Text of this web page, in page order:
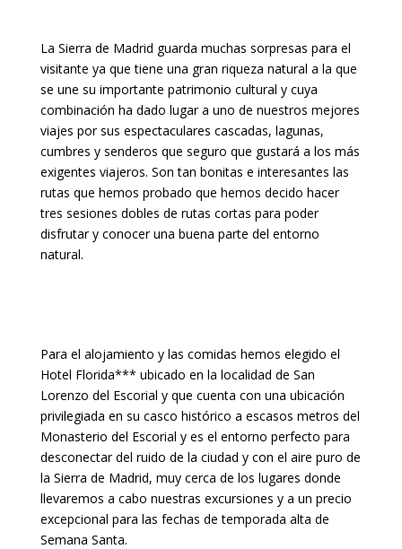
La Sierra de Madrid guarda muchas sorpresas para el
visitante ya que tiene una gran riqueza natural a la que
se une su importante patrimonio cultural y cuya
combinación ha dado lugar a uno de nuestros mejores
viajes por sus espectaculares cascadas, lagunas,
cumbres y senderos que seguro que gustará a los más
exigentes viajeros. Son tan bonitas e interesantes las
rutas que hemos probado que hemos decido hacer
tres sesiones dobles de rutas cortas para poder
disfrutar y conocer una buena parte del entorno
natural.
Para el alojamiento y las comidas hemos elegido el
Hotel Florida*** ubicado en la localidad de San
Lorenzo del Escorial y que cuenta con una ubicación
privilegiada en su casco histórico a escasos metros del
Monasterio del Escorial y es el entorno perfecto para
desconectar del ruido de la ciudad y con el aire puro de
la Sierra de Madrid, muy cerca de los lugares donde
llevaremos a cabo nuestras excursiones y a un precio
excepcional para las fechas de temporada alta de
Semana Santa.